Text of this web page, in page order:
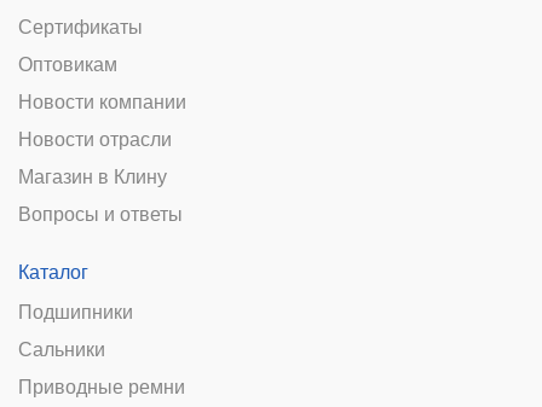
Сертификаты
Оптовикам
Новости компании
Новости отрасли
Магазин в Клину
Вопросы и ответы
Каталог
Подшипники
Сальники
Приводные ремни